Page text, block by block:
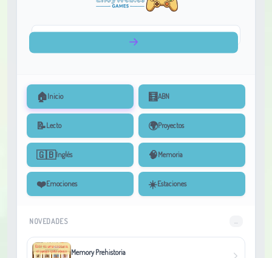
🏠Inicio 🧮ABN
📝Lecto 🌍Proyectos
🇬🇧Inglés 🧠Memoria
❤️Emociones ☀️Estaciones
NOVEDADES
Memory Prehistoria